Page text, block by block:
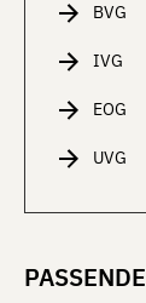
BVG
IVG
EOG
UVG